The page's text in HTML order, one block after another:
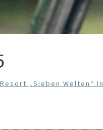
„Sieben Welten“ In